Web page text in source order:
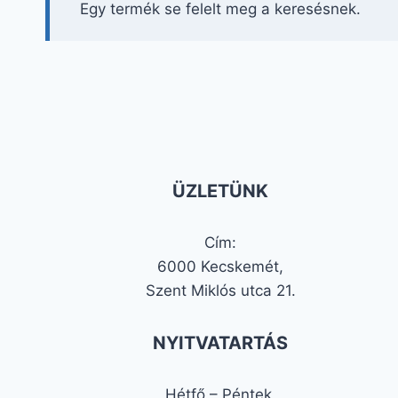
Egy termék se felelt meg a keresésnek.
ÜZLETÜNK
Cím:
6000 Kecskemét,
Szent Miklós utca 21.
NYITVATARTÁS
Hétfő – Péntek